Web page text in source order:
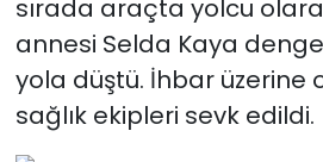
sırada araçta yolcu
annesi Selda Kaya
yola düştü. İhbar üzerine
sağlık ekipleri sevk edildi.